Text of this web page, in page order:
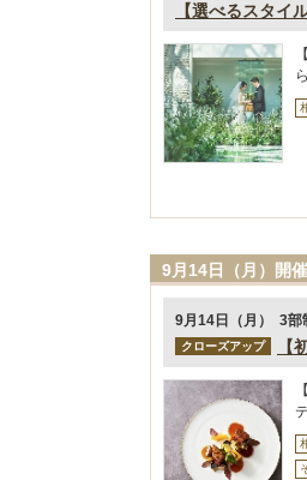
【選べるスタイ
9月14日（月）開
9月14日（月） 3部
クローズアップ 【